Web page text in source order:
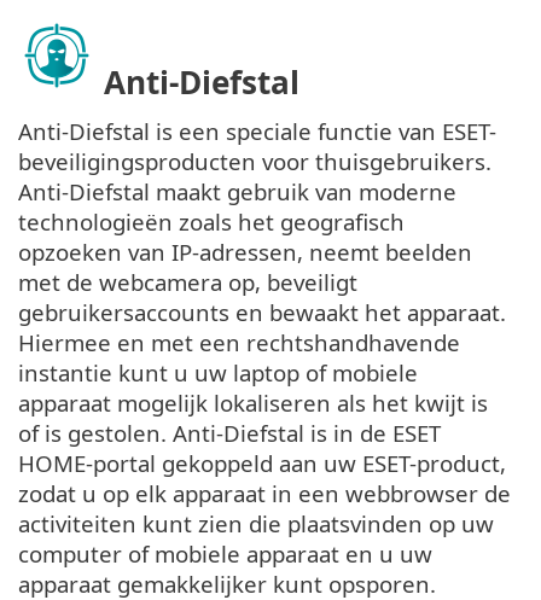
Anti-Diefstal
Anti-Diefstal is een speciale functie van ESET-
beveiligingsproducten voor thuisgebruikers.
Anti-Diefstal maakt gebruik van moderne
technologieën zoals het geografisch
opzoeken van IP-adressen, neemt beelden
met de webcamera op, beveiligt
gebruikersaccounts en bewaakt het apparaat.
Hiermee en met een rechtshandhavende
instantie kunt u uw laptop of mobiele
apparaat mogelijk lokaliseren als het kwijt is
of is gestolen. Anti-Diefstal is in de ESET
HOME-portal gekoppeld aan uw ESET-product,
zodat u op elk apparaat in een webbrowser de
activiteiten kunt zien die plaatsvinden op uw
computer of mobiele apparaat en u uw
apparaat gemakkelijker kunt opsporen.